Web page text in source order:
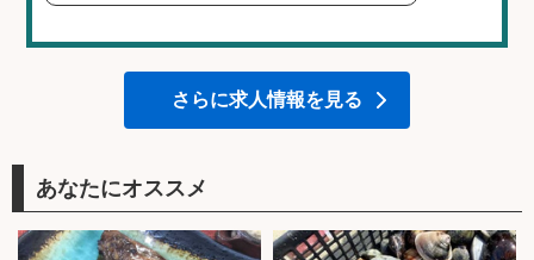
さらに求人情報を見る
あなたにオススメ